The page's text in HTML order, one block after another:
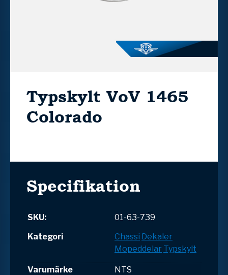
Typskylt VoV 1465
Colorado
Specifikation
SKU:
01-63-739
Kategori
Chassi Dekaler
Mopeddelar Typskylt
Varumärke
NTS